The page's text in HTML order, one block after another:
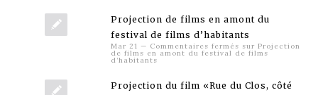
Projection de films en amont du
festival de films d’habitants
Mar 21 — Commentaires fermés sur Projection
de films en amont du festival de films
d’habitants
Projection du film «Rue du Clos, côté